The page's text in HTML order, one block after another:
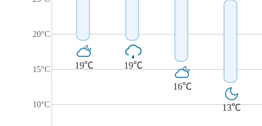
20°C
15°C
10°C
19℃ 19℃
16℃
13℃